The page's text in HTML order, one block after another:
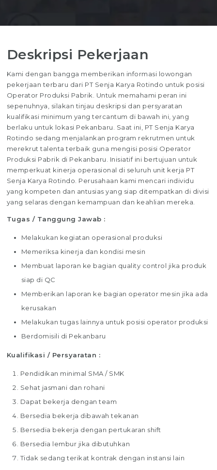
Deskripsi Pekerjaan
Kami dengan bangga memberikan informasi lowongan
pekerjaan terbaru dari PT Senja Karya Rotindo untuk posisi
Operator Produksi Pabrik. Untuk memahami peran ini
sepenuhnya, silakan tinjau deskripsi dan persyaratan
kualifikasi minimum yang tercantum di bawah ini, yang
berlaku untuk lokasi Pekanbaru. Saat ini, PT Senja Karya
Rotindo sedang menjalankan program rekrutmen untuk
merekrut talenta terbaik guna mengisi posisi Operator
Produksi Pabrik di Pekanbaru. Inisiatif ini bertujuan untuk
memperkuat kinerja operasional di seluruh unit kerja PT
Senja Karya Rotindo. Perusahaan kami mencari individu
yang kompeten dan antusias yang siap ditempatkan di divisi
yang selaras dengan kemampuan dan keahlian mereka.
Tugas / Tanggung Jawab :
Melakukan kegiatan operasional produksi
Memeriksa kinerja dan kondisi mesin
Membuat laporan ke bagian quality control jika produk
siap di QC
Memberikan laporan ke bagian operator mesin jika ada
kerusakan
Melakukan tugas lainnya untuk posisi operator produksi
Berdomisili di Pekanbaru
Kualifikasi / Persyaratan :
Pendidikan minimal SMA / SMK
Sehat jasmani dan rohani
Dapat bekerja dengan team
Bersedia bekerja dibawah tekanan
Bersedia bekerja dengan pertukaran shift
Bersedia lembur jika dibutuhkan
Tidak sedang terikat kontrak dengan instansi lain